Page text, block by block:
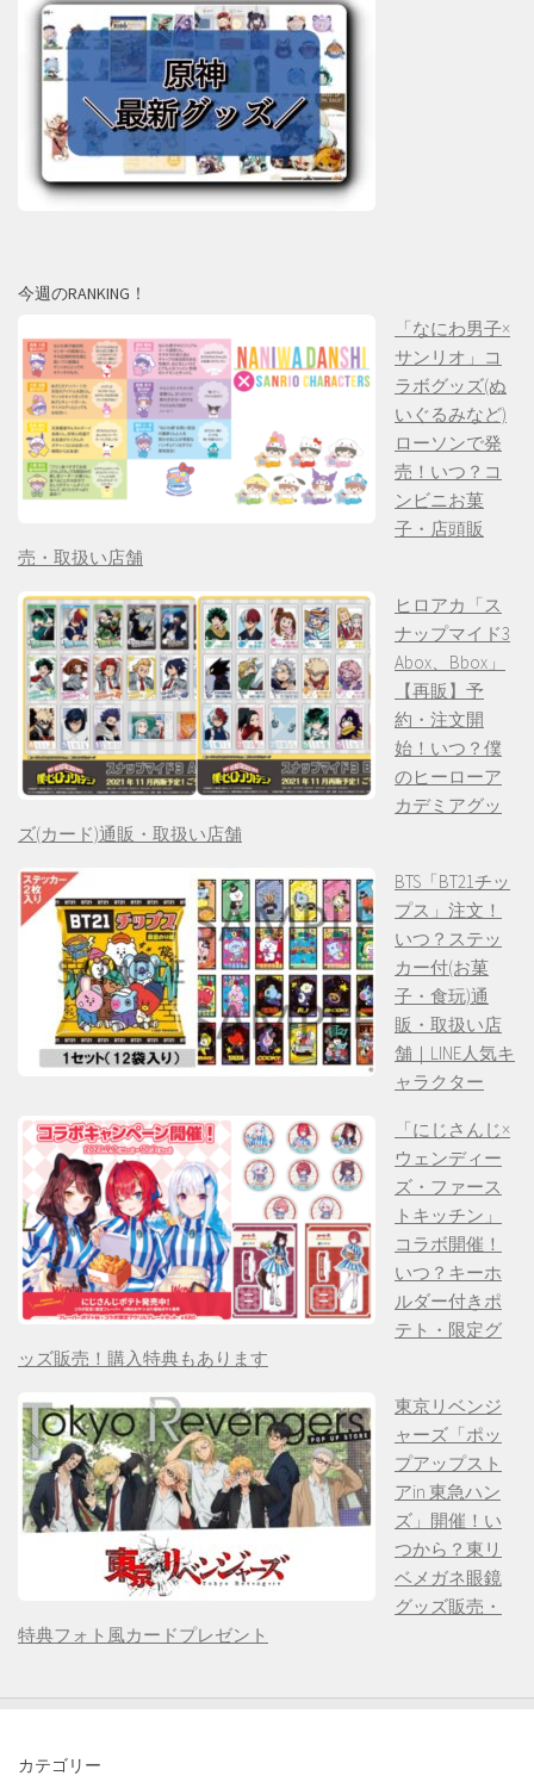
今週のRANKING！
「なにわ男子×
サンリオ」コ
ラボグッズ(ぬ
いぐるみなど)
ローソンで発
売！いつ？コ
ンビニお菓
子・店頭販
売・取扱い店舗
ヒロアカ「ス
ナップマイド3
Abox、Bbox」
【再販】予
約・注文開
始！いつ？僕
のヒーローア
カデミアグッ
ズ(カード)通販・取扱い店舗
BTS「BT21チッ
プス」注文！
いつ？ステッ
カー付(お菓
子・食玩)通
販・取扱い店
舗｜LINE人気キ
ャラクター
「にじさんじ×
ウェンディー
ズ・ファース
トキッチン」
コラボ開催！
いつ？キーホ
ルダー付きポ
テト・限定グ
ッズ販売！購入特典もあります
東京リベンジ
ャーズ「ポッ
プアップスト
アin 東急ハン
ズ」開催！い
つから？東リ
ベメガネ眼鏡
グッズ販売・
特典フォト風カードプレゼント
カテゴリー